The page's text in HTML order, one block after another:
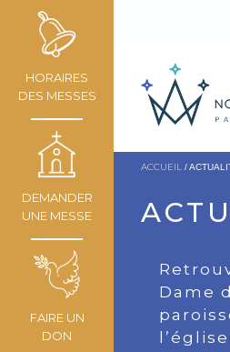
ACCUEIL /
Dame
HORAIRES
DES MESSES
DEMANDER
UNE MESSE
FAIRE UN
DON